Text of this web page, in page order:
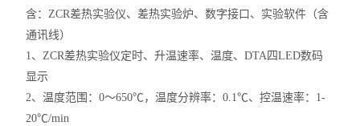
含：ZCR差热实验仪、差热实验炉、数字接口、实验软件（含
通讯线）
1、ZCR差热实验仪定时、升温速率、温度、DTA四LED数码
显示
2、温度范围：0～650℃，温度分辨率：0.1℃、控温速率：1-
20℃/min